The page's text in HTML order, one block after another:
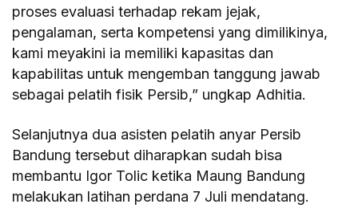
proses evaluasi terhadap rekam jejak,
pengalaman, serta kompetensi yang dimilikinya,
kami meyakini ia memiliki kapasitas dan
kapabilitas untuk mengemban tanggung jawab
sebagai pelatih fisik Persib,” ungkap Adhitia.
Selanjutnya dua asisten pelatih anyar Persib
Bandung tersebut diharapkan sudah bisa
membantu Igor Tolic ketika Maung Bandung
melakukan latihan perdana 7 Juli mendatang.